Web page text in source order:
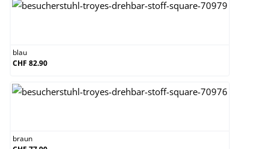
blau
CHF 82.90
braun